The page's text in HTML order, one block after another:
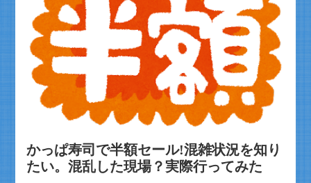
かっぱ寿司で半額セール!混雑状況を知り
たい。混乱した現場？実際行ってみた